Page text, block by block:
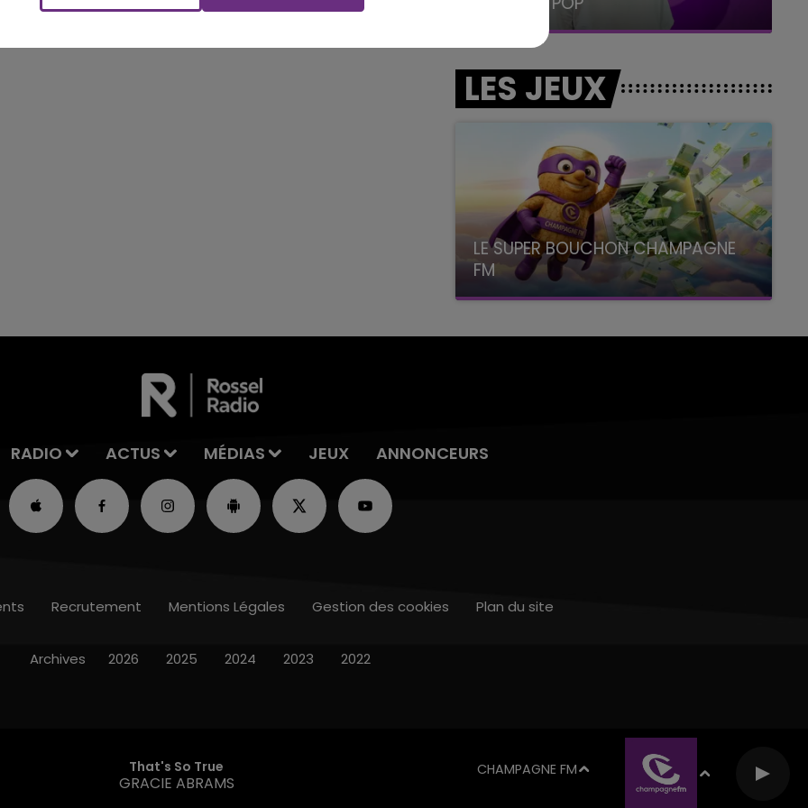
LES JEUX
LE SUPER BOUCHON CHAMPAGNE
FM
avec La Famille Champagne FM, à 8H10
RADIO ACTUS MÉDIAS JEUX ANNONCEURS
That's So True
GRACIE ABRAMS
CHAMPAGNE FM
Recrutement Mentions Légales Gestion des cookies Plan du site
Archives 2026 2025 2024 2023 2022